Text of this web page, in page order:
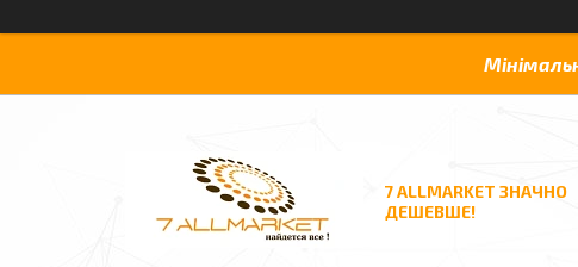
7 ALLMARKET ЗНАЧНО
ДЕШЕВШЕ!